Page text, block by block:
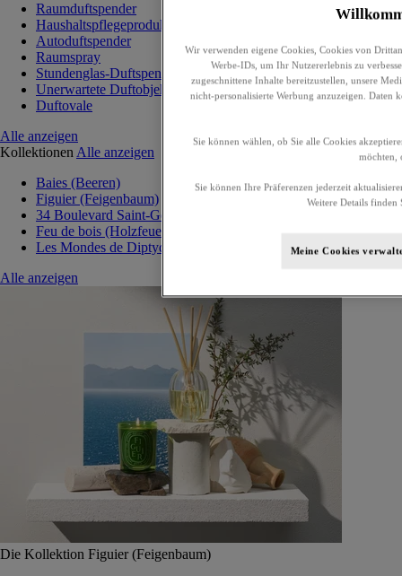
Raumduftspender
Haushaltspflegeprodukte
Autoduftspender
Raumspray
Stundenglas-Duftspender
Unerwartete Duftobjekte
Duftovale
Alle anzeigen
Kollektionen Alle anzeigen
Baies (Beeren)
Figuier (Feigenbaum)
34 Boulevard Saint-Germain
Feu de bois (Holzfeuer)
Les Mondes de Diptyque
Alle anzeigen
Die Kollektion Figuier (Feigenbaum)
Wir verwenden eigene Cookies, Cookies von
Werbe-IDs, um Ihr Nutzererlebnis zu
zugeschnittene Inhalte bereitzustellen, unsere
nicht-personalisierte Werbung anzuzeigen. Daten
Sie können wählen, ob Sie alle Cookies
möchten,
Sie können Ihre Präferenzen jederzeit
Weitere Details finden
Meine Cookies